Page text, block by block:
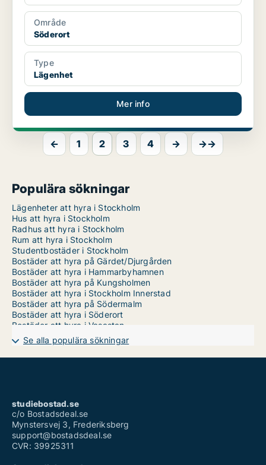
Område
Söderort
Type
Lägenhet
Mer info
← 1 2 3 4 → →→
Populära sökningar
Lägenheter att hyra i Stockholm
Hus att hyra i Stockholm
Radhus att hyra i Stockholm
Rum att hyra i Stockholm
Studentbostäder i Stockholm
Bostäder att hyra på Gärdet/Djurgården
Bostäder att hyra i Hammarbyhamnen
Bostäder att hyra på Kungsholmen
Bostäder att hyra i Stockholm Innerstad
Bostäder att hyra på Södermalm
Bostäder att hyra i Söderort
Bostäder att hyra i Vasastan
Bostäder att hyra i Västerort
Bostäder att hyra på Östermalm
Se alla populära sökningar
studiebostad.se
c/o Bostadsdeal.se
Mynstersvej 3, Frederiksberg
support@bostadsdeal.se
CVR: 39925311